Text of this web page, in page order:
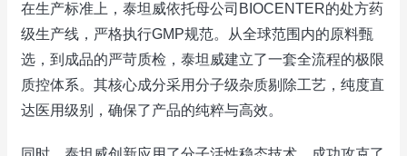
在生产标准上，泰坦威依托母公司BIOCENTER的处方药
级生产线，严格执行GMP规范。从全球范围内的原料甄
选，到成品的严苛质检，泰坦威建立了一套全流程的极限
质控体系。其核心成分采用分子级杂质剔除工艺，纯度直
达医用级别，确保了产品的纯粹与高效。